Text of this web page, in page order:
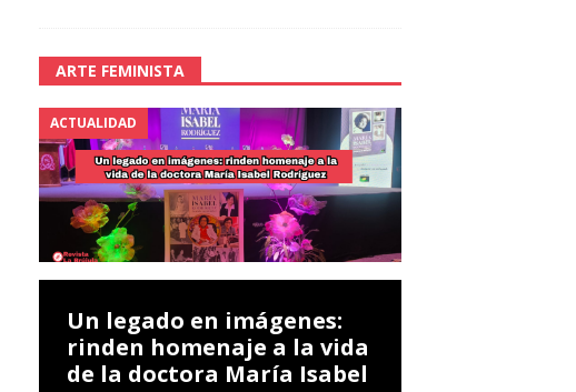
ARTE FEMINISTA
ACTUALIDAD
Un legado en imágenes:
rinden homenaje a la vida
de la doctora María Isabel